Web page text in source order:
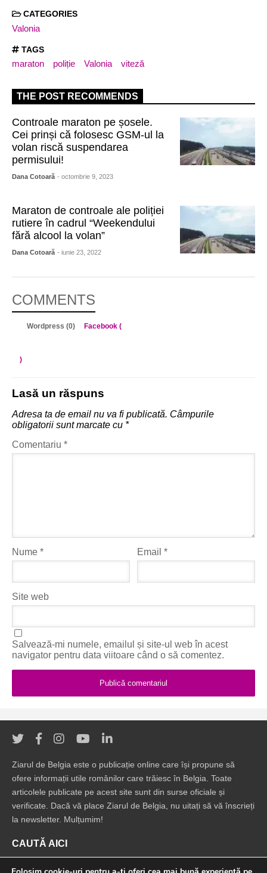
CATEGORIES
Valonia
TAGS
maraton poliție Valonia viteză
THE POST RECOMMENDS
Controale maraton pe șosele.
Cei prinși că folosesc GSM-ul la
volan riscă suspendarea
permisului!
Dana Cotoară - octombrie 9, 2023
Maraton de controale ale poliției
rutiere în cadrul “Weekendului
fără alcool la volan”
Dana Cotoară - iunie 23, 2022
COMMENTS
Wordpress (0) Facebook (
)
Lasă un răspuns
Adresa ta de email nu va fi publicată. Câmpurile
obligatorii sunt marcate cu *
Comentariu *
Nume * Email*
Site web
Salvează-mi numele, emailul și site-ul web în acest
navigator pentru data viitoare când o să comentez.
Ziarul de Belgia este o publicație online care își propune să
ofere informații utile românilor care trăiesc în Belgia. Toate
articolele publicate pe acest site sunt din surse oficiale și
verificate. Dacă vă place Ziarul de Belgia, nu uitați să vă înscrieți
la newsletter. Mulțumim!
CAUTĂ AICI